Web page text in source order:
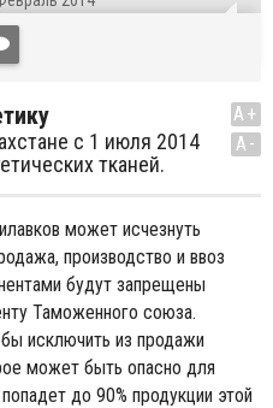
с 1 июля 2014
тканей.
A+
A-
может исчезнуть
производство и ввоз
будут запрещены
Таможенного союза.
исключить из продажи
может быть опасно для
до 90% продукции этой